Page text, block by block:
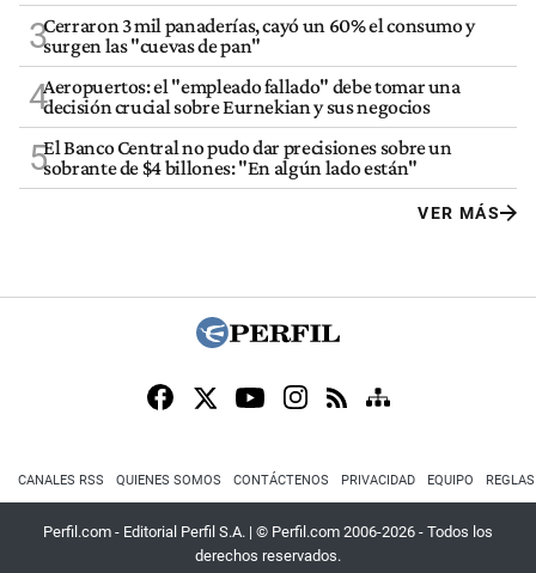
3Cerraron 3 mil panaderías, cayó un 60% el consumo y
surgen las "cuevas de pan"
4Aeropuertos: el "empleado fallado" debe tomar una
decisión crucial sobre Eurnekian y sus negocios
5El Banco Central no pudo dar precisiones sobre un
sobrante de $4 billones: "En algún lado están"
VER MÁS
CANALES RSS QUIENES SOMOS CONTÁCTENOS PRIVACIDAD EQUIPO
Perfil.com - Editorial Perfil S.A. | © Perfil.com 2006-2026 - Todos los
derechos reservados.